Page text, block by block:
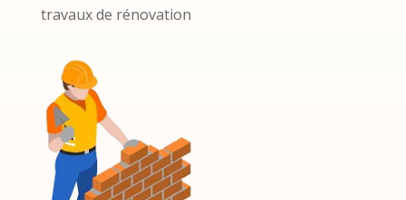
travaux de rénovation